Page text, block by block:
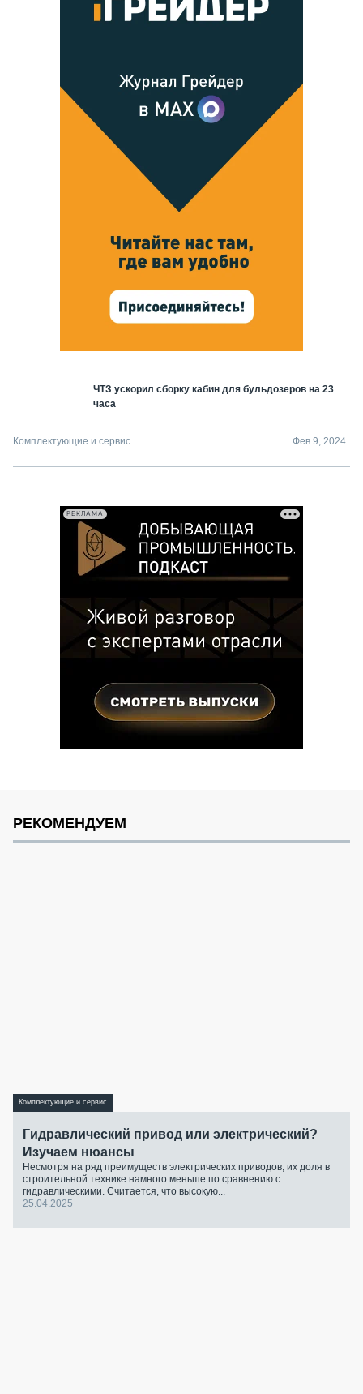
ЧТЗ ускорил сборку кабин для бульдозеров на 23
часа
Комплектующие и сервис Фев 9, 2024
РЕКЛАМА
РЕКОМЕНДУЕМ
Комплектующие и сервис
Гидравлический привод или электрический?
Изучаем нюансы
Несмотря на ряд преимуществ электрических приводов, их доля в
строительной технике намного меньше по сравнению с
гидравлическими. Считается, что высокую...
25.04.2025